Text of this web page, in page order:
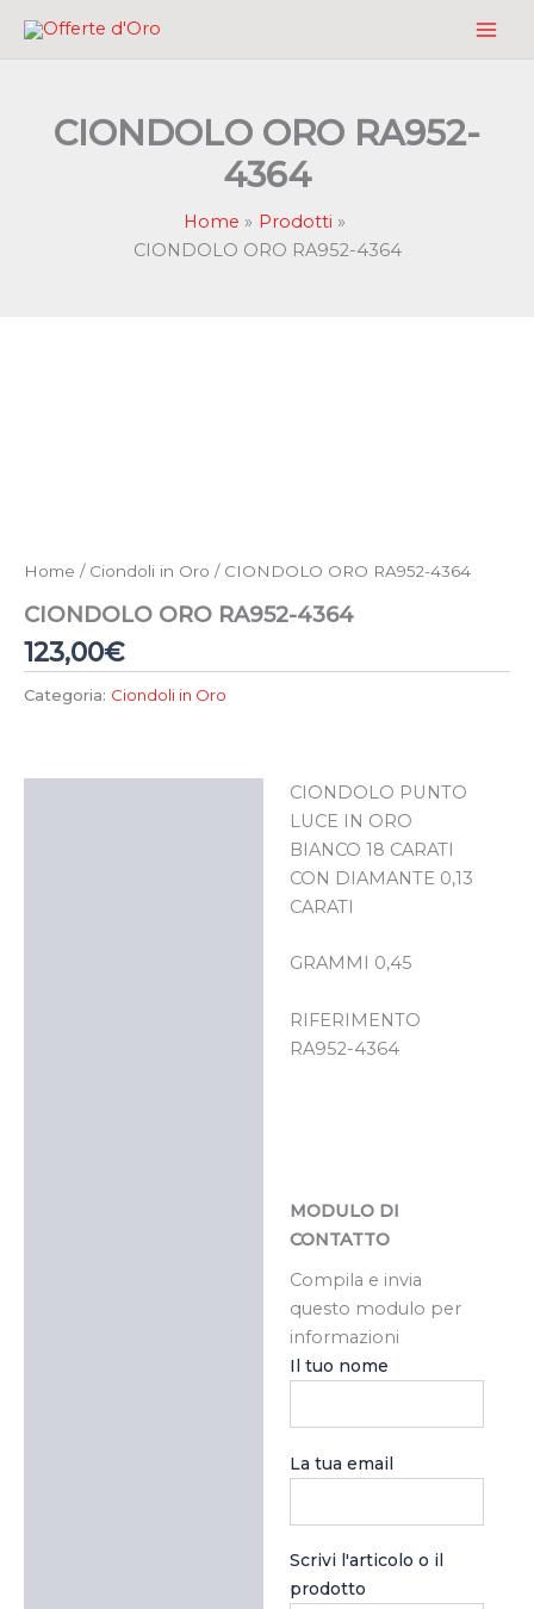
CIONDOLO ORO RA952-
4364
Home
Prodotti
CIONDOLO ORO RA952-4364
Home / Ciondoli in Oro / CIONDOLO ORO RA952-4364
CIONDOLO ORO RA952-4364
123,00€
Categoria: Ciondoli in Oro
CIONDOLO PUNTO
LUCE IN ORO
BIANCO 18 CARATI
CON DIAMANTE 0,13
CARATI
GRAMMI 0,45
RIFERIMENTO
RA952-4364
MODULO DI
CONTATTO
Compila e invia
questo modulo per
informazioni
Il tuo nome
La tua email
Scrivi l'articolo o il
prodotto